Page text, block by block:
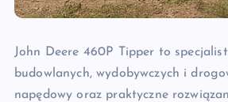
John Deere 460P Tipper to
budowlanych, wydobywczych i
napędowy oraz praktyczne